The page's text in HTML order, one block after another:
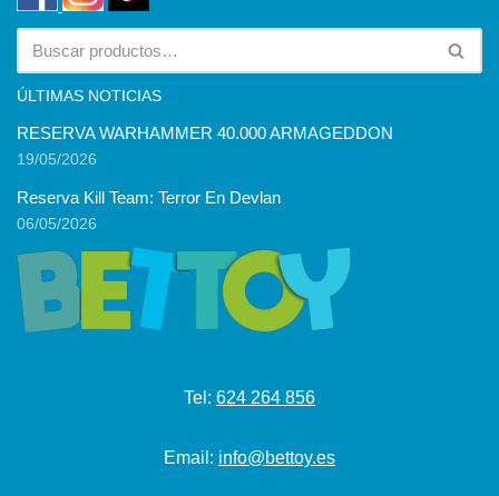
ÚLTIMAS NOTICIAS
RESERVA WARHAMMER 40.000 ARMAGEDDON
19/05/2026
Reserva Kill Team: Terror En Devlan
06/05/2026
Tel: 624 264 856
Email: info@bettoy.es